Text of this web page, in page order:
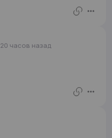
20 часов назад